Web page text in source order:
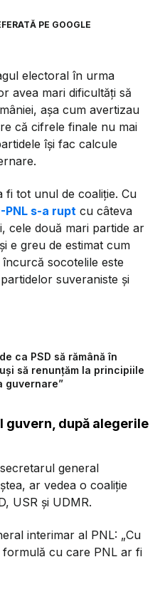
PE GOOGLE
electoral în urma
avea mari dificultăți să
așa cum avertizau
că cifrele finale nu mai
își fac calcule
tot unul de coaliție. Cu
PNL s-a rupt cu câteva
cele două mari partide ar
e greu de estimat cum
socotelile este
suveraniste și
ca PSD să rămână în
să renunțăm la principiile
guvernare”
guvern, după alegerile
general
ar vedea o coaliție
USR și UDMR.
interimar al PNL: „Cu
cu care PNL ar fi